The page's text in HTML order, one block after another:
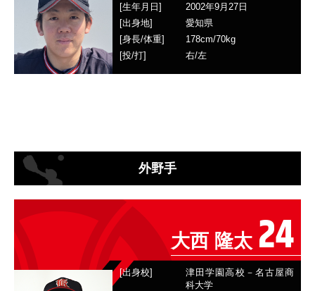
[生年月日]
2002年9月27日
[出身地]
愛知県
[身長/体重]
178cm/70kg
[投/打]
右/左
外野手
大西 隆太 24
[出身校]
津田学園高校－名古屋商
科大学